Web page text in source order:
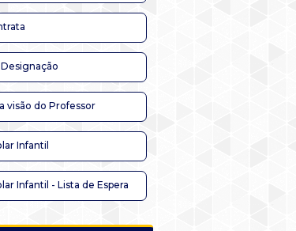
visão do Professor
Infantil
Infantil - Lista de Espera